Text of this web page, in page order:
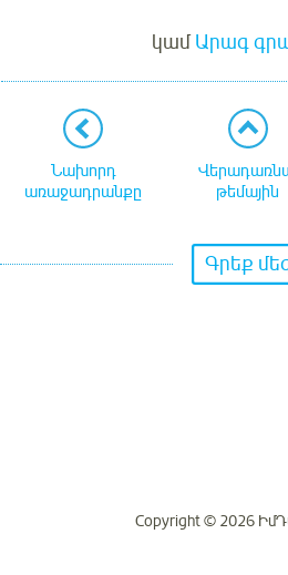
կամԱրագ
Նախորդ
առաջադրանքը
թեմային
Գրեք
Copyright © 2026